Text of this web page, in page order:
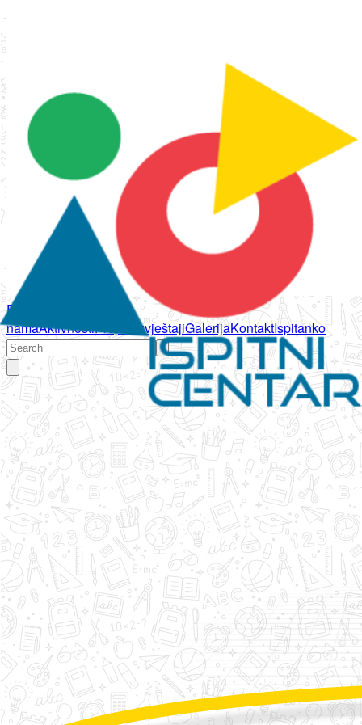
Početna
namaAktivnostiPropisi IzvještajiGalerijaKontaktIspitanko